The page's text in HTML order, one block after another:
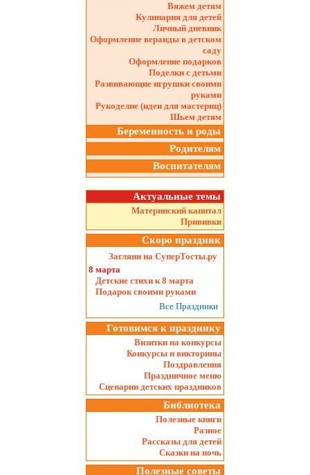
Вяжем детям
Кулинария для детей
Личный дневник
Оформление веранды в детском
саду
Оформление подарков
Поделки с детьми
Развивающие игрушки своими
руками
Рукоделие (идеи для мастериц)
Шьем детям
Беременность и роды
Родителям
Воспитателям
Актуальные темы
Материнский капитал
Прививки
Скоро праздник
Загляни на СуперТосты.ру
8 марта
Детские стихи к 8 марта
Подарок своими руками
Все Праздники
Готовимся к празднику
Визитки на конкурсы
Конкурсы и викторины
Поздравления
Праздничное меню
Сценарии детских праздников
Библиотека
Полезные книги
Разное
Рассказы для детей
Сказки на ночь
Полезные советы